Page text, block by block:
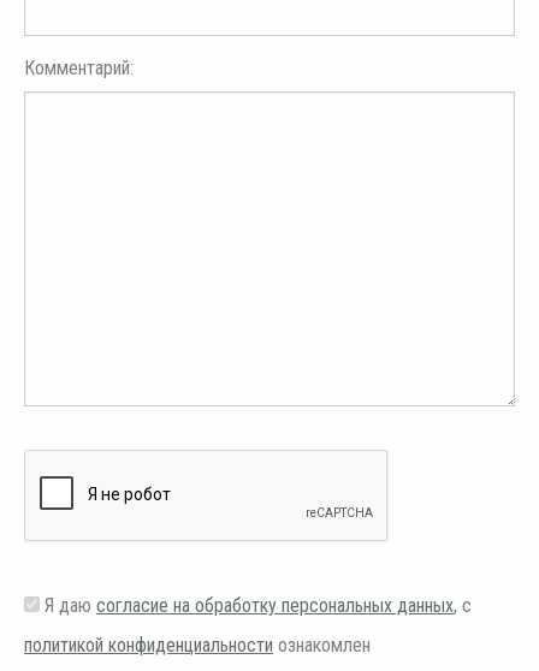
Комментарий:
Я даю согласие на обработку персональных данных, с
политикой конфиденциальности ознакомлен